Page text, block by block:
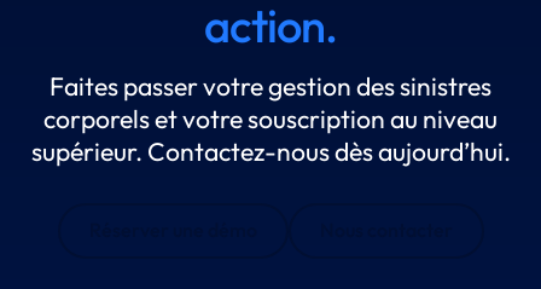
action.
Faites passer votre gestion des sinistres
corporels et votre souscription au niveau
supérieur. Contactez-nous dès aujourd’hui.